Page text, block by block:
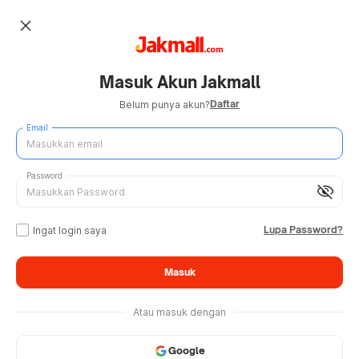
close
Masuk Akun Jakmall
Belum punya akun?Daftar
Email
visibility_off
Password
Ingat login saya Lupa Password?
Masuk
Atau masuk dengan
Google